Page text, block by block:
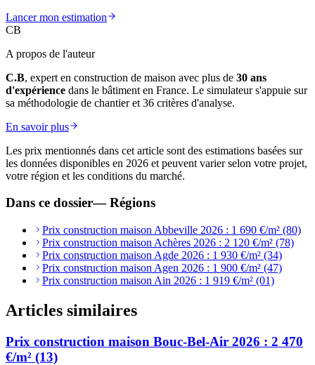
Lancer mon estimation
CB
A propos de l'auteur
C.B, expert en construction de maison avec plus de 30 ans
d'expérience dans le bâtiment en France. Le simulateur s'appuie sur
sa méthodologie de chantier et 36 critères d'analyse.
En savoir plus
Les prix mentionnés dans cet article sont des estimations basées sur
les données disponibles en 2026 et peuvent varier selon votre projet,
votre région et les conditions du marché.
Dans ce dossier—Régions
Prix construction maison Abbeville 2026 : 1 690 €/m² (80)
Prix construction maison Achères 2026 : 2 120 €/m² (78)
Prix construction maison Agde 2026 : 1 930 €/m² (34)
Prix construction maison Agen 2026 : 1 900 €/m² (47)
Prix construction maison Ain 2026 : 1 919 €/m² (01)
Articles similaires
Prix construction maison Bouc-Bel-Air 2026 : 2 470
€/m² (13)